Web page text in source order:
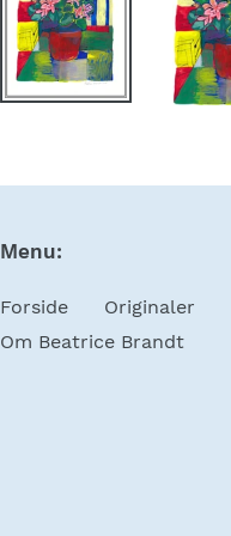
Menu:
Forside Originaler
Om Beatrice Brandt